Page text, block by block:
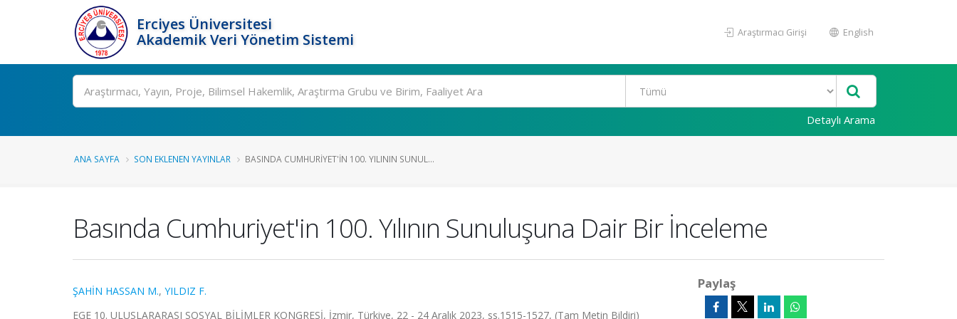
Erciyes Üniversitesi
Akademik Veri Yönetim Sistemi
Araştırmacı Girişi English
Ara
Detaylı Arama
ANA SAYFA SON EKLENEN YAYINLAR BASINDA CUMHURIYET'IN 100. YILININ SUNUL...
Basında Cumhuriyet'in 100. Yılının Sunuluşuna Dair Bir İnceleme
ŞAHİN HASSAN M., YILDIZ F.
EGE 10. ULUSLARARASI SOSYAL BİLİMLER KONGRESİ, İzmir, Türkiye, 22 - 24 Aralık 2023, ss.1515-1527, (Tam Metin Bildiri)
Paylaş